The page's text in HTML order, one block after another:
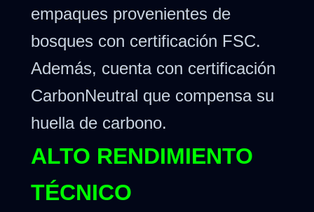
empaques provenientes de
bosques con certificación FSC.
Además, cuenta con certificación
CarbonNeutral que compensa su
huella de carbono.
ALTO RENDIMIENTO
TÉCNICO